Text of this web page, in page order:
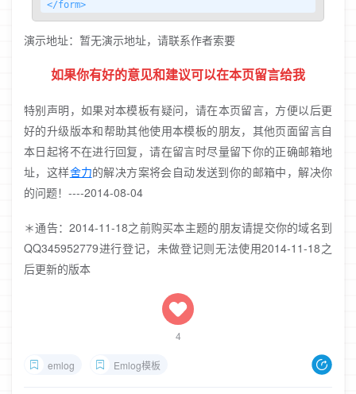
</form>
演示地址：暂无演示地址，请联系作者索要
如果你有好的意见和建议可以在本页留言给我
特别声明，如果对本模板有疑问，请在本页留言，方便以后更
好的升级版本和帮助其他使用本模板的朋友，其他页面留言自
本日起将不在进行回复，请在留言时尽量留下你的正确邮箱地
址，这样舍力的解决方案将会自动发送到你的邮箱中，解决你
的问题！----2014-08-04
＊通告：2014-11-18之前购买本主题的朋友请提交你的域名到
QQ345952779进行登记，未做登记则无法使用2014-11-18之
后更新的版本
4
emlog Emlog模板